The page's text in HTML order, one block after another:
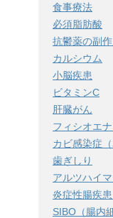
食事療法
必須脂肪酸
抗鬱薬の副作
カルシウム
小脳疾患
ビタミンC
肝臓がん
フィシオエ
カビ感染症（
歯ぎしり
アルツハイ
炎症性腸疾
SIBO（腸内